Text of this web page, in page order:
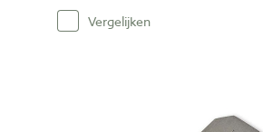
Vergelijken